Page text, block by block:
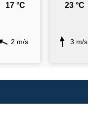
17 °C
2 m/s
23 °C
3 m/s